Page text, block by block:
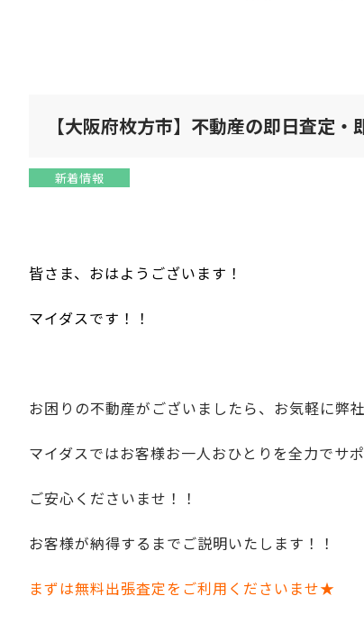
【大阪府枚方市】不動産の即日査定
新着情報
皆さま、おはようございます！
マイダスです！！
お困りの不動産がございましたら、お気軽に弊
マイダスではお客様お一人おひとりを全力でサ
ご安心くださいませ！！
お客様が納得するまでご説明いたします！！
まずは無料出張査定をご利用くださいませ★